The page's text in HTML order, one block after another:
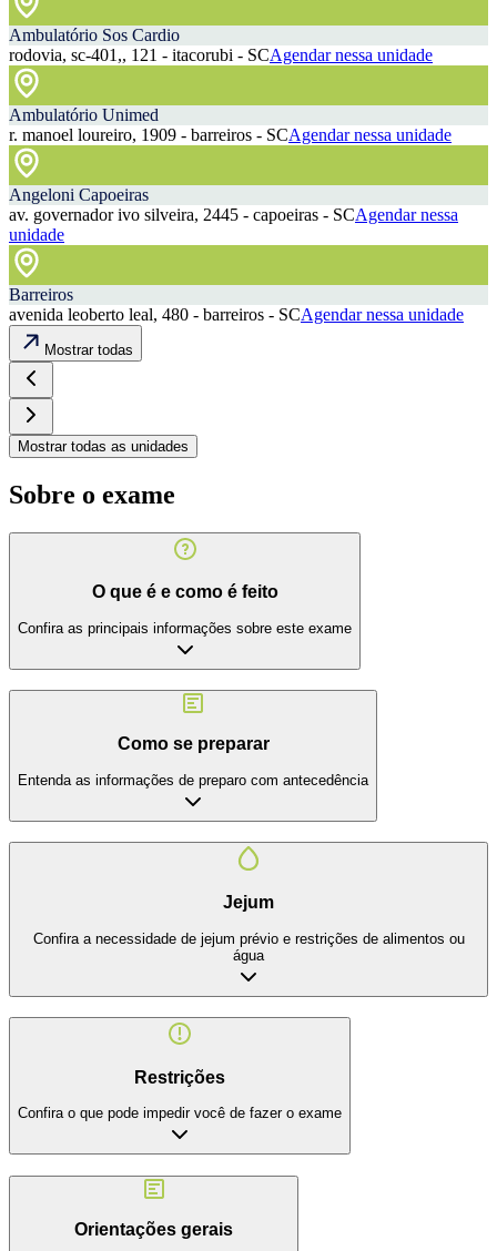
Ambulatório Sos Cardio
rodovia, sc-401,, 121 - itacorubi - SCAgendar nessa unidade
Ambulatório Unimed
r. manoel loureiro, 1909 - barreiros - SCAgendar nessa unidade
Angeloni Capoeiras
av. governador ivo silveira, 2445 - capoeiras - SCAgendar nessa
unidade
Barreiros
avenida leoberto leal, 480 - barreiros - SCAgendar nessa unidade
Mostrar todas
Mostrar todas as unidades
Sobre o exame
O que é e como é feito
Confira as principais informações sobre este exame
Como se preparar
Entenda as informações de preparo com antecedência
Jejum
Confira a necessidade de jejum prévio e restrições de alimentos ou
água
Restrições
Confira o que pode impedir você de fazer o exame
Orientações gerais